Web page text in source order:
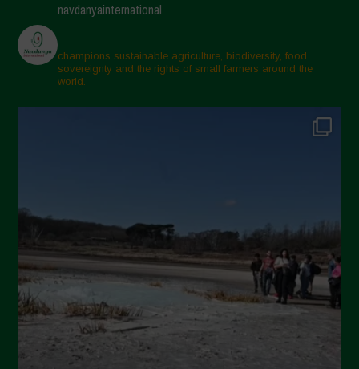
Aprile 2025
Marzo 2025
Febbraio 2025
Gennaio 2025
Settembre 2024
Luglio 2024
Maggio 2024
Aprile 2024
Marzo 2024
Febbraio 2024
navdanyainternational
champions sustainable agriculture, biodiversity, food
sovereignty and the rights of small farmers around the
world.